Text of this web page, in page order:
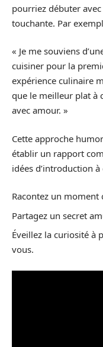
pourriez débuter
touchante. Par
« Je me souviens
cuisiner pour la
expérience culinaire
que le meilleur plat à
avec amour. »
Cette approche
établir un rapport
idées d’introduction à
Racontez un moment
Partagez un secret
Éveillez la curiosité à
vous.